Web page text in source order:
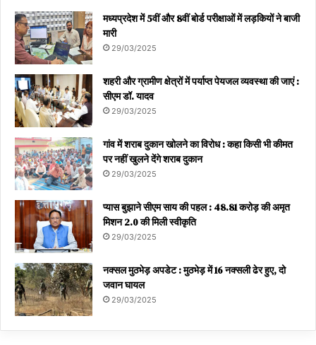
मध्यप्रदेश में 5वीं और 8वीं बोर्ड परीक्षाओं में लड़कियों ने बाजी
मारी
29/03/2025
शहरी और ग्रामीण क्षेत्रों में पर्याप्त पेयजल व्यवस्था की जाएं :
सीएम डॉ. यादव
29/03/2025
गांव में शराब दुकान खोलने का विरोध : कहा किसी भी कीमत
पर नहीं खुलने देंगे शराब दुकान
29/03/2025
प्यास बुझाने सीएम साय की पहल : 48.81 करोड़ की अमृत
मिशन 2.0 की मिली स्वीकृति
29/03/2025
नक्सल मुठभेड़ अपडेट : मुठभेड़ में 16 नक्सली ढेर हुए, दो
जवान घायल
29/03/2025